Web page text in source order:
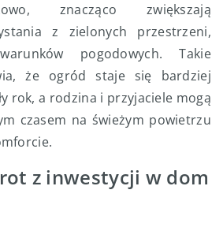
znacząco zwiększają
z zielonych przestrzeni,
pogodowych. Takie
że ogród staje się bardziej
rok, a rodzina i przyjaciele mogą
czasem na świeżym powietrzu
z inwestycji w dom